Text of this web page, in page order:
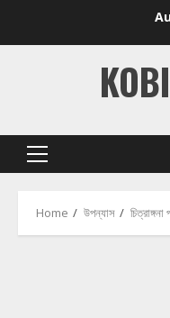
Primary
Home উপন্যাস চিত্রাঙ্গনা